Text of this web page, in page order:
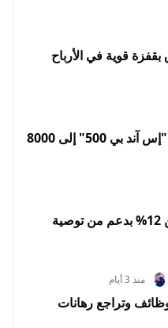
قوية في الأرباح
جيه بي مورجان يرفع مستهدف "إس آند بي 500" إلى 8000
سهم سبيس إكس يقفز بأكثر من 12% بدعم من توصية
منذ 3 أيام
وتراجع رهانات